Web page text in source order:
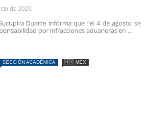
de 2026
Duarte informa que “el 4 de agosto se
por infracciones aduaneras en ...
SECCIÓN ACADÉMICA 🇲🇽 MEX